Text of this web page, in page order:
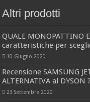
Altri prodotti
QUALE MONOPATTINO
caratteristiche per
10 Giugno 2020
Recensione SAMSUNG
ALTERNATIVA al DYSON ?
23 Settembre 2020